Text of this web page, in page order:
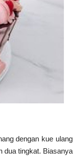
dengan kue ulang
dua tingkat. Biasanya